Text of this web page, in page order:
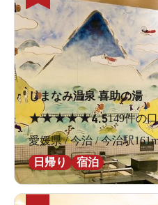
しまなみ温泉 喜助の湯
★★★★★4.5149件の
愛媛県 / 今治 / 今治駅
日帰り
宿泊